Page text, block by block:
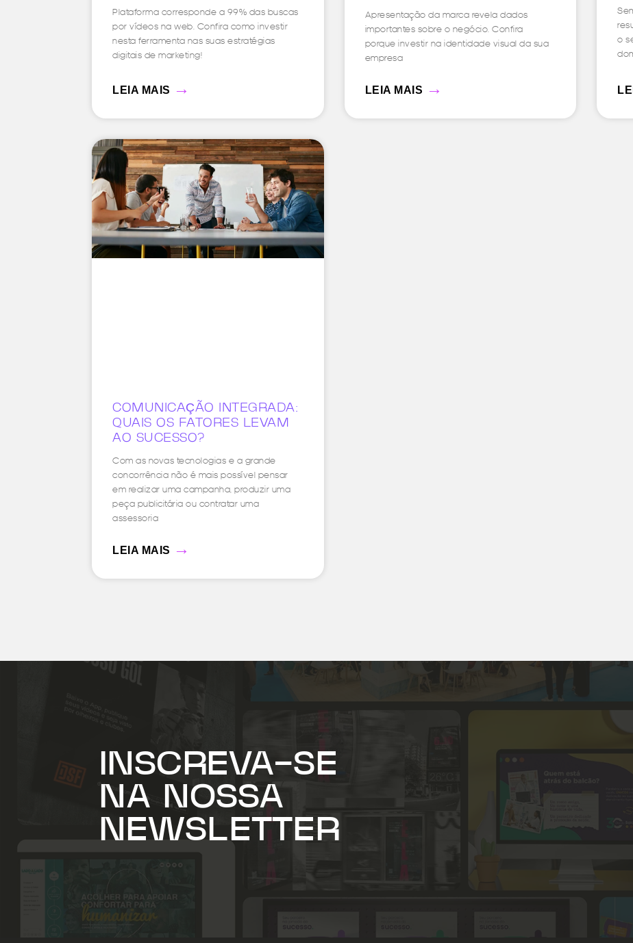
Plataforma corresponde a 99% das buscas
por vídeos na web. Confira como investir
nesta ferramenta nas suas estratégias
digitais de marketing!
LEIA MAIS →
Apresentação da marca revela dados
importantes sobre o negócio. Confira
porque investir na identidade visual da sua
empresa
LEIA MAIS →
o
COMUNICAÇÃO INTEGRADA:
QUAIS OS FATORES LEVAM
AO SUCESSO?
Com as novas tecnologias e a grande
concorrência não é mais possível pensar
em realizar uma campanha, produzir uma
peça publicitária ou contratar uma
assessoria
LEIA MAIS →
INSCREVA-SE
NA NOSSA
NEWSLETTER